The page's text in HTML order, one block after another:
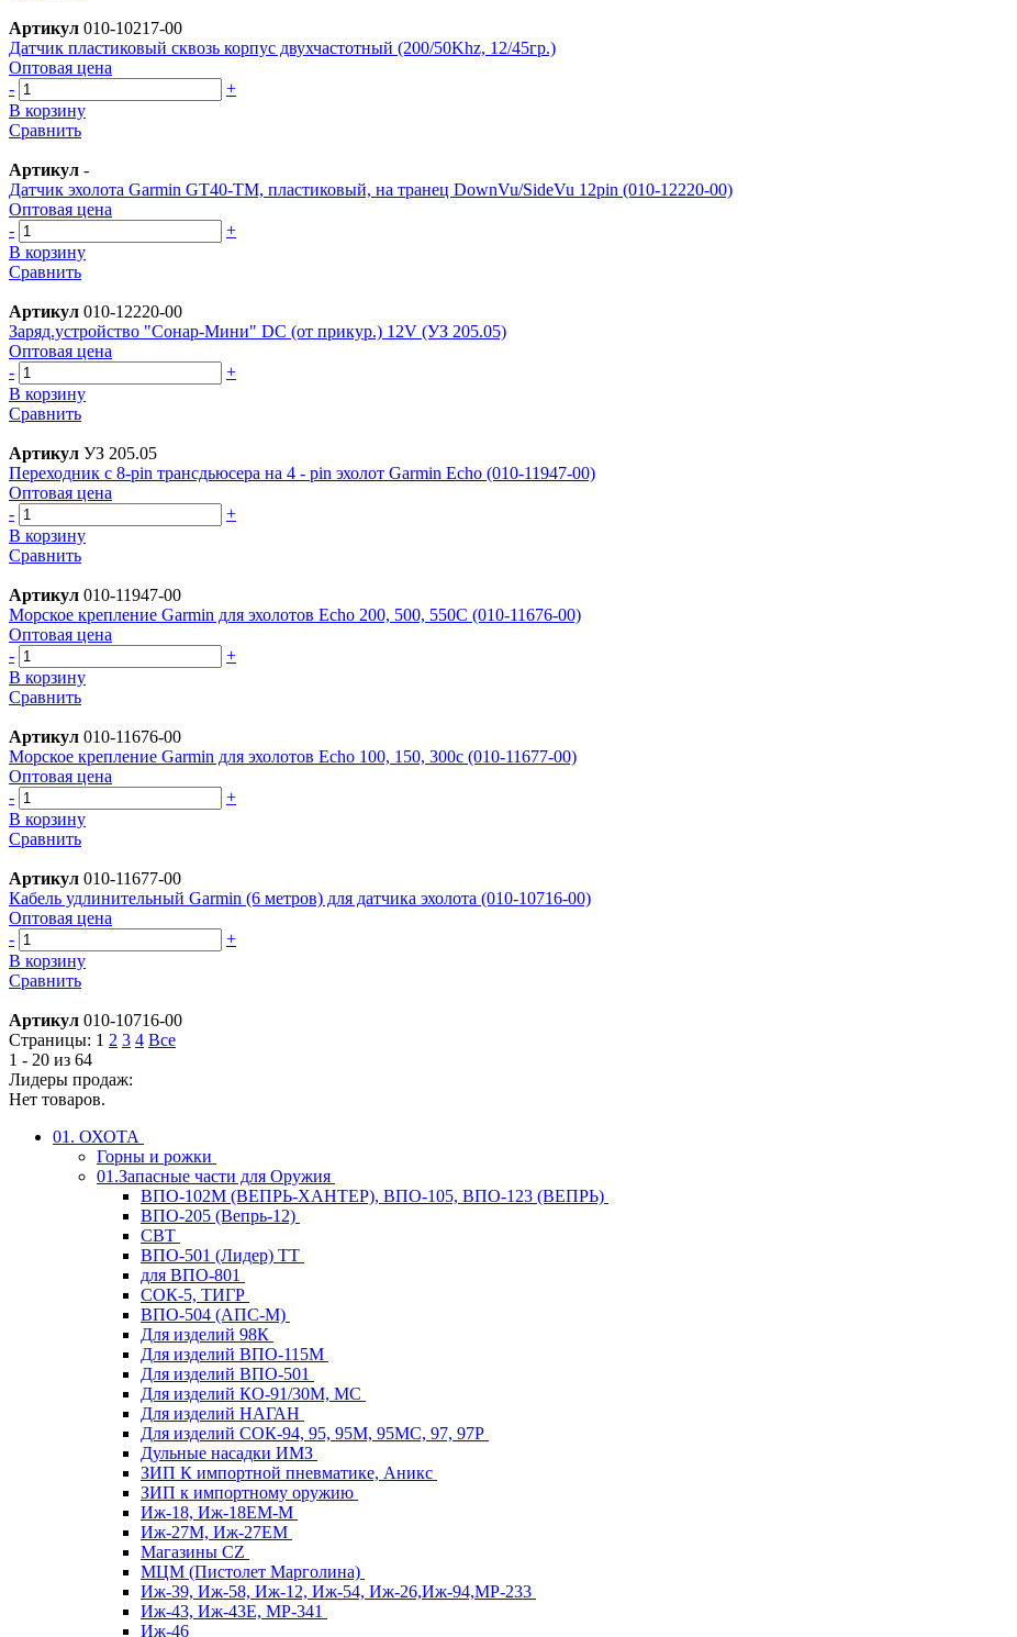
Артикул 010-10217-00
Датчик пластиковый сквозь корпус двухчастотный (200/50Khz, 12/45гр.)
Оптовая цена
-
+
В корзину
Сравнить
Артикул -
Датчик эхолота Garmin GT40-TM, пластиковый, на транец DownVu/SideVu 12pin (010-12220-00)
Оптовая цена
-
+
В корзину
Сравнить
Артикул 010-12220-00
Заряд.устройство "Сонар-Мини" DC (от прикур.) 12V (УЗ 205.05)
Оптовая цена
-
+
В корзину
Сравнить
Артикул УЗ 205.05
Переходник с 8-pin трансдьюсера на 4 - pin эхолот Garmin Echo (010-11947-00)
Оптовая цена
-
+
В корзину
Сравнить
Артикул 010-11947-00
Морское крепление Garmin для эхолотов Echo 200, 500, 550C (010-11676-00)
Оптовая цена
-
+
В корзину
Сравнить
Артикул 010-11676-00
Морское крепление Garmin для эхолотов Echo 100, 150, 300c (010-11677-00)
Оптовая цена
-
+
В корзину
Сравнить
Артикул 010-11677-00
Кабель удлинительный Garmin (6 метров) для датчика эхолота (010-10716-00)
Оптовая цена
-
+
В корзину
Сравнить
Артикул 010-10716-00
Страницы: 1 2 3 4 Все
1 - 20 из 64
Лидеры продаж:
Нет товаров.
01. ОХОТА
Горны и рожки
01.Запасные части для Оружия
ВПО-102М (ВЕПРЬ-ХАНТЕР), ВПО-105, ВПО-123 (ВЕПРЬ)
ВПО-205 (Вепрь-12)
СВТ
ВПО-501 (Лидер) ТТ
для ВПО-801
СОК-5, ТИГР
ВПО-504 (АПС-М)
Для изделий 98К
Для изделий ВПО-115М
Для изделий ВПО-501
Для изделий КО-91/30М, МС
Для изделий НАГАН
Для изделий СОК-94, 95, 95М, 95МС, 97, 97Р
Дульные насадки ИМЗ
ЗИП К импортной пневматике, Аникс
ЗИП к импортному оружию
Иж-18, Иж-18ЕМ-М
Иж-27М, Иж-27ЕМ
Магазины CZ
МЦМ (Пистолет Марголина)
Иж-39, Иж-58, Иж-12, Иж-54, Иж-26,Иж-94,МР-233
Иж-43, Иж-43Е, МР-341
Иж-46